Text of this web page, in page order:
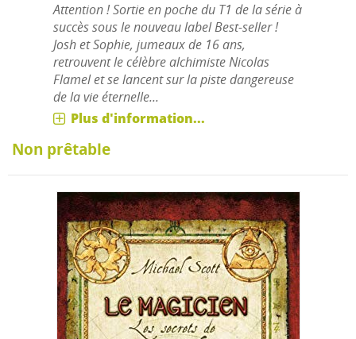
Attention ! Sortie en poche du T1 de la série à
succès sous le nouveau label Best-seller !
Josh et Sophie, jumeaux de 16 ans,
retrouvent le célèbre alchimiste Nicolas
Flamel et se lancent sur la piste dangereuse
de la vie éternelle...
Plus d'information...
Non prêtable